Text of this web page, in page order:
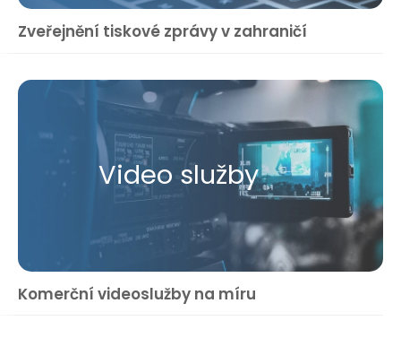
Zveřejnění tiskové zprávy v zahraničí
Video služby
Komerční videoslužby na míru